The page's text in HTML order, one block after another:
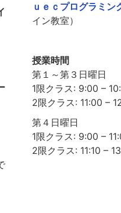
ｕｅｃプログラミン
イン教室）
授業時間
第１～第３日曜日
1限クラス: 9:00 –
2限クラス: 11:00 –
第４日曜日
1限クラス: 9:00 –
2限クラス: 11:10 –